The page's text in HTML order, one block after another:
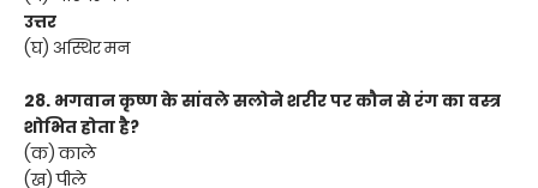
उत्तर
(घ) अस्थिर मन
28. भगवान कृष्ण के सांवले सलोने शरीर पर कौन से रंग का वस्त्र
शोभित होता है?
(क) काले
(ख) पीले